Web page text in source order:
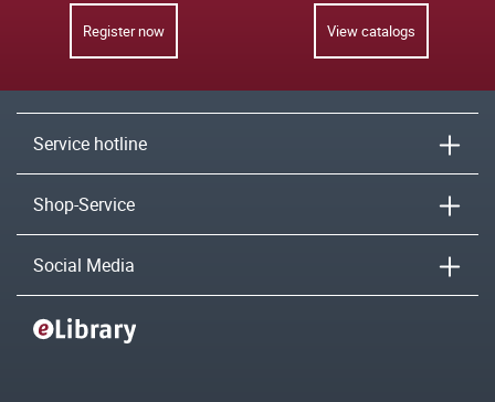
Register now View catalogs
Service hotline
Shop-Service
Social Media